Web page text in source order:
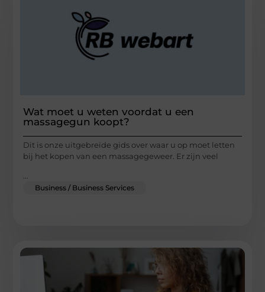
Wat moet u weten voordat u een
massagegun koopt?
Dit is onze uitgebreide gids over waar u op moet letten
bij het kopen van een massagegeweer. Er zijn veel
Business / Business Services